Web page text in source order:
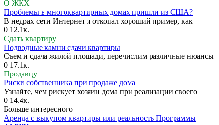
О ЖКХ
Проблемы в многоквартирных домах пришли из США?
В недрах сети Интернет я откопал хороший пример, как
0 12.1к.
Сдать квартиру
Подводные камни сдачи квартиры
Съем и сдача жилой площади, перечислим различные нюансы
0 17.1к.
Продавцу
Риски собственника при продаже дома
Узнайте, чем рискует хозяин дома при реализации своего
0 14.4к.
Больше интересного
Аренда с выкупом квартиры или реальность Программы